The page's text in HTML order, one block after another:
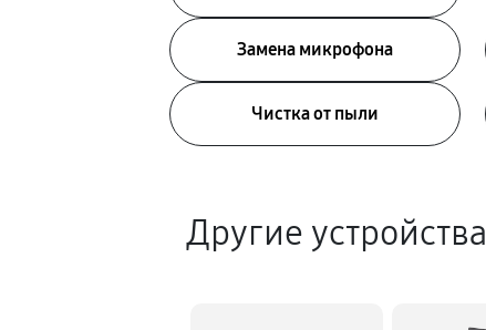
Замена микрофона
Чистка от пыли
Другие устройства